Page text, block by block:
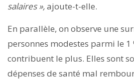
salaires »,ajoute-t-elle.
En parallèle, on observe une
personnes modestes parmi le 1
contribuent le plus. Elles sont
dépenses de santé mal